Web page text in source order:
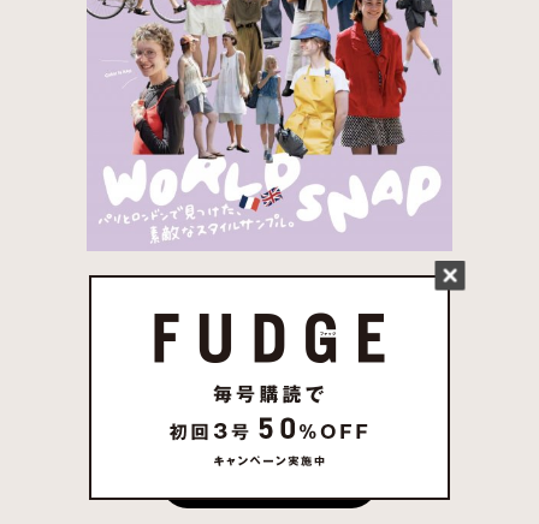
FUDGE 2026年 7月売
り 発売中